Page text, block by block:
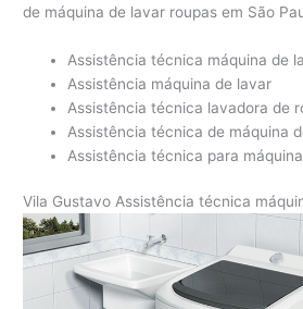
de máquina de lavar roupas em São
Assistência técnica máquina de
Assistência máquina de lavar
Assistência técnica lavadora de
Assistência técnica de máquina
Assistência técnica para
Vila Gustavo Assistência técnica